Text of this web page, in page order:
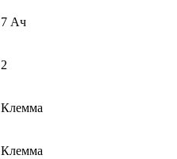
7 Ач
2
Клемма
Клемма